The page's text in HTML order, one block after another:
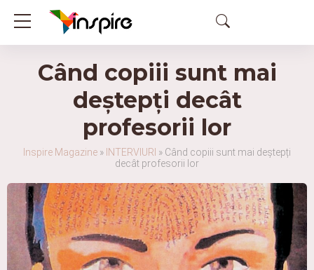
Când copiii sunt mai
deștepți decât
profesorii lor
Inspire Magazine » INTERVIURI » Când copiii sunt mai deștepți
decât profesorii lor